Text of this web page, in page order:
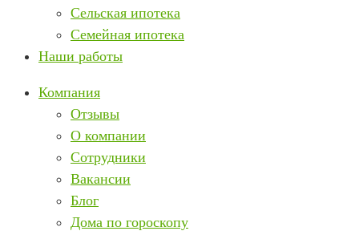
Сельская ипотека
Семейная ипотека
Наши работы
Компания
Отзывы
О компании
Сотрудники
Вакансии
Блог
Дома по гороскопу